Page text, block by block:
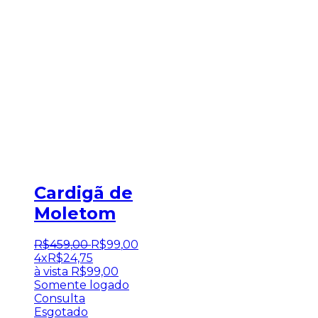
Cardigã de
Moletom
R$459,00 R$99,00
4xR$24,75
à vista R$99,00
Somente logado
Consulta
Esgotado